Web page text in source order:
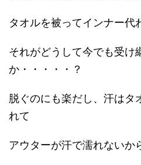
タオルを被ってインナー代
それがどうして今でも受け
か・・・・・？
脱ぐのにも楽だし、汗はタ
れて
アウターが汗で濡れないか